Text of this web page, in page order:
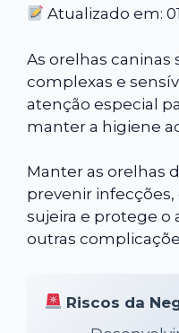
Atualizado em:
As orelhas caninas
complexas e
atenção especial
manter a higiene
Manter as orelhas
prevenir
sujeira e protege o
outras
Riscos da